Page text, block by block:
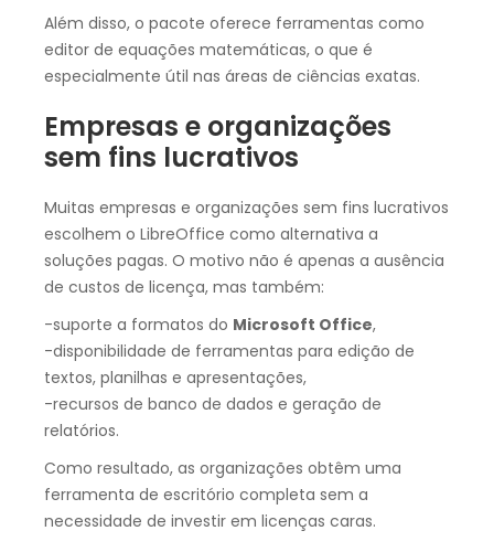
Além disso, o pacote oferece ferramentas como
editor de equações matemáticas, o que é
especialmente útil nas áreas de ciências exatas.
Empresas e organizações
sem fins lucrativos
Muitas empresas e organizações sem fins lucrativos
escolhem o LibreOffice como alternativa a
soluções pagas. O motivo não é apenas a ausência
de custos de licença, mas também:
-suporte a formatos do Microsoft Office,
-disponibilidade de ferramentas para edição de
textos, planilhas e apresentações,
-recursos de banco de dados e geração de
relatórios.
Como resultado, as organizações obtêm uma
ferramenta de escritório completa sem a
necessidade de investir em licenças caras.